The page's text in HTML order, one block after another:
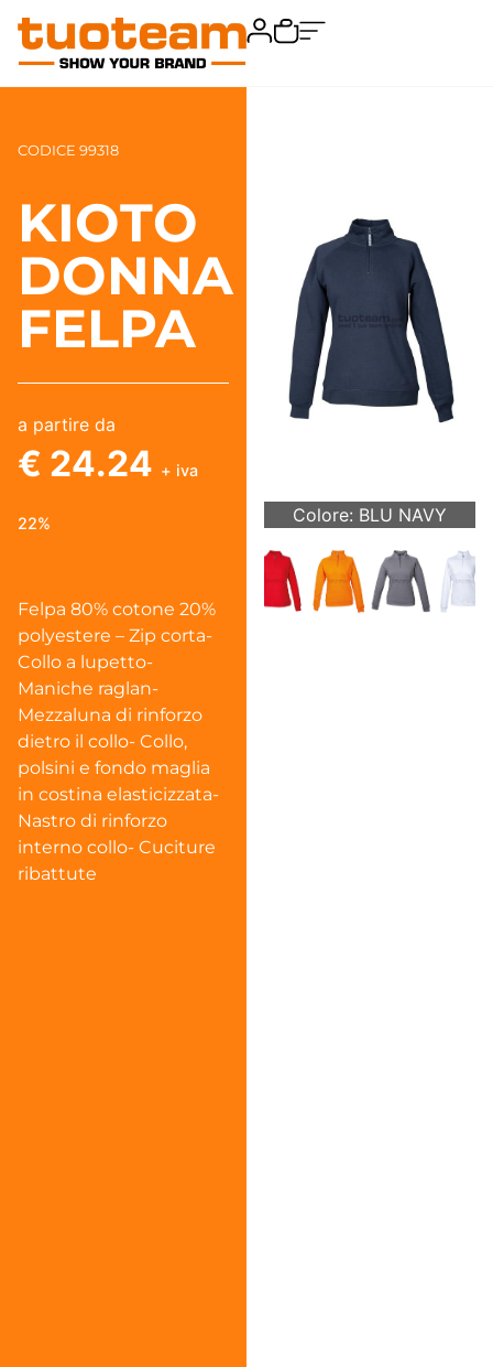
Colore: BLU NAVY
CODICE 99318
KIOTO
DONNA
FELPA
a partire da
€ 24.24 + iva
22%
Felpa 80% cotone 20%
polyestere – Zip corta-
Collo a lupetto-
Maniche raglan-
Mezzaluna di rinforzo
dietro il collo- Collo,
polsini e fondo maglia
in costina elasticizzata-
Nastro di rinforzo
interno collo- Cuciture
ribattute